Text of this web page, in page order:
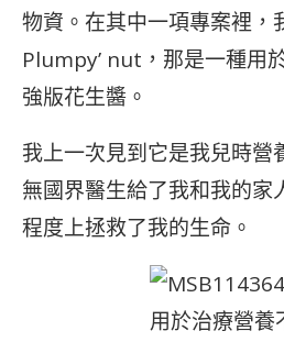
物資。在其中一項專案裡，
Plumpy’ nut，那是一種用
強版花生醬。
我上一次見到它是我兒時營
無國界醫生給了我和我的家
程度上拯救了我的生命。
用於治療營養